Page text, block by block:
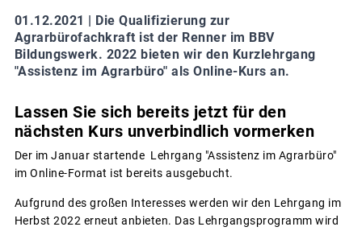
01.12.2021 |
Die Qualifizierung zur
Agrarbürofachkraft ist der Renner im BBV
Bildungswerk. 2022 bieten wir den Kurzlehrgang
"Assistenz im Agrarbüro" als Online-Kurs an.
Lassen Sie sich bereits jetzt für den
nächsten Kurs unverbindlich vormerken
Der im Januar startende Lehrgang "Assistenz im Agrarbüro"
im Online-Format ist bereits ausgebucht.
Aufgrund des großen Interesses werden wir den Lehrgang im
Herbst 2022 erneut anbieten. Das Lehrgangsprogramm wird